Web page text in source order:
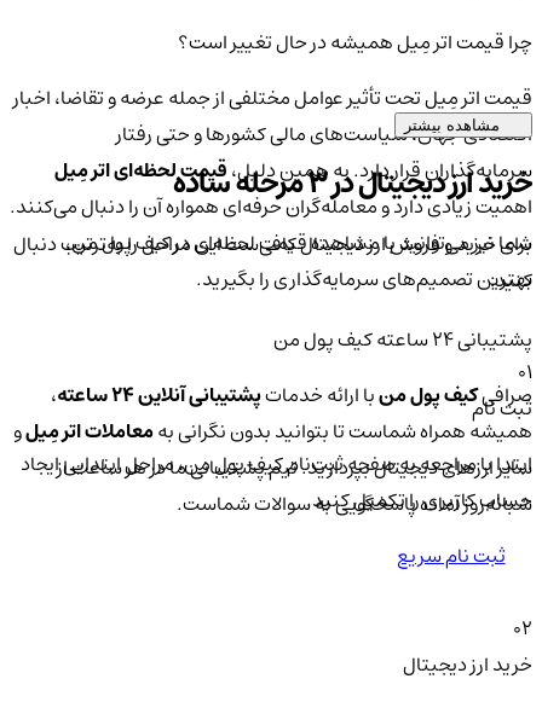
چرا قیمت اتر مِیل همیشه در حال تغییر است؟
قیمت اتر مِیل تحت تأثیر عوامل مختلفی از جمله عرضه و تقاضا، اخبار
اقتصادی جهان، سیاست‌های مالی کشورها و حتی رفتار
سرمایه‌گذاران قرار دارد. به همین دلیل،قیمت لحظه‌ای اتر مِیل
اهمیت زیادی دارد و معامله‌گران حرفه‌ای همواره آن را دنبال می‌کنند.
شما نیز می‌توانید با مشاهده قیمت لحظه‌ای در کیف پول من،
بهترین تصمیم‌های سرمایه‌گذاری را بگیرید.
پشتیبانی ۲۴ ساعته کیف پول من
صرافیکیف پول منبا ارائه خدماتپشتیبانی آنلاین ۲۴ ساعته
،
همیشه همراه شماست تا بتوانید بدون نگرانی بهمعاملات اتر مِیلو
سایر ارزهای دیجیتال بپردازید. تیم پشتیبانی ما در هر ساعت از
شبانه‌روز آماده پاسخگویی به سوالات شماست.
مشاهده بیشتر
خرید ارز دیجیتال در 3 مرحله ساده
برای خرید و فروش ارز دیجیتال کافی‌ست این مراحل را به‌ترتیب دنبال
کنید:
01
ثبت نام
ابتدا با مراجعه به صفحه ثبت‌نام کیف‌ پول من، مراحل ابتدایی ایجاد
حساب کاربری را تکمیل کنید.
ثبت نام سریع
02
خرید ارز دیجیتال